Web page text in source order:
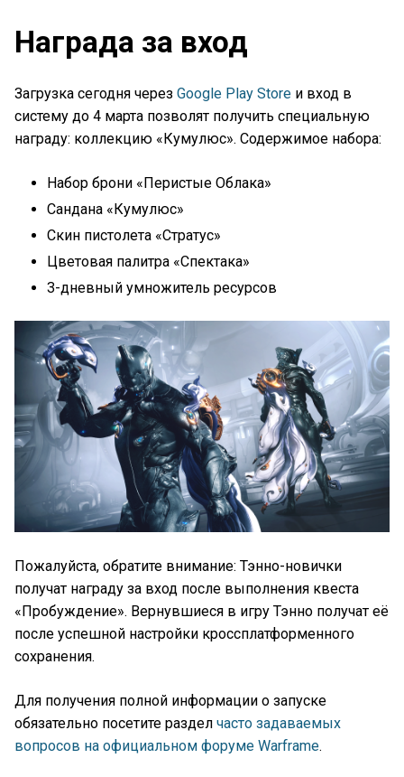
Награда за вход
Загрузка сегодня через Google Play Store и вход в
систему до 4 марта позволят получить специальную
награду: коллекцию «Кумулюс». Содержимое набора:
Набор брони «Перистые Облака»
Сандана «Кумулюс»
Скин пистолета «Стратус»
Цветовая палитра «Спектака»
3-дневный умножитель ресурсов
Пожалуйста, обратите внимание: Тэнно-новички
получат награду за вход после выполнения квеста
«Пробуждение». Вернувшиеся в игру Тэнно получат её
после успешной настройки кроссплатформенного
сохранения.
Для получения полной информации о запуске
обязательно посетите раздел часто задаваемых
вопросов на официальном форуме Warframe.